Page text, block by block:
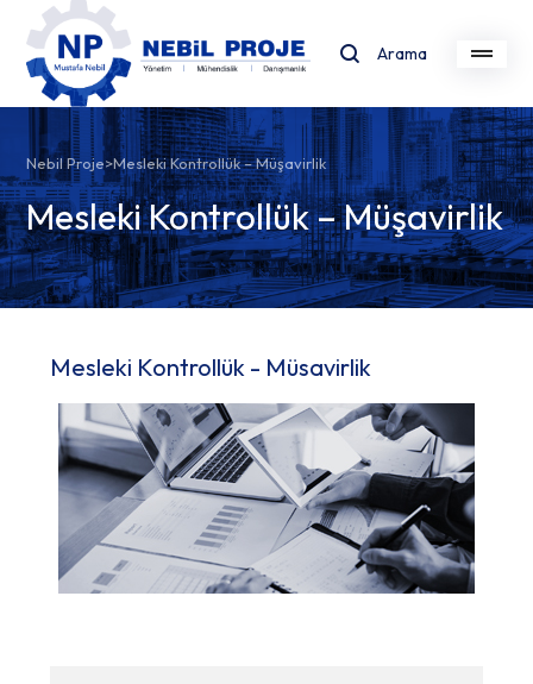
Arama
Nebil Proje>Mesleki Kontrollük – Müşavirlik
Mesleki Kontrollük – Müşavirlik
Mesleki Kontrollük - Müsavirlik